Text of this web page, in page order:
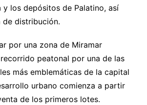
y los depósitos de Palatino, así
de distribución.
por una zona de Miramar
peatonal por una de las
más emblemáticas de la capital
urbano comienza a partir
de los primeros lotes.